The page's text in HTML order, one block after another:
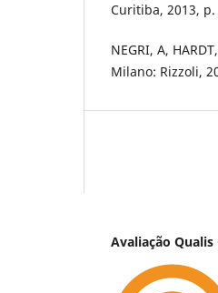
Curitiba, 2013, p.
NEGRI, A,
Milano: Rizzoli,
Avaliação Qualis